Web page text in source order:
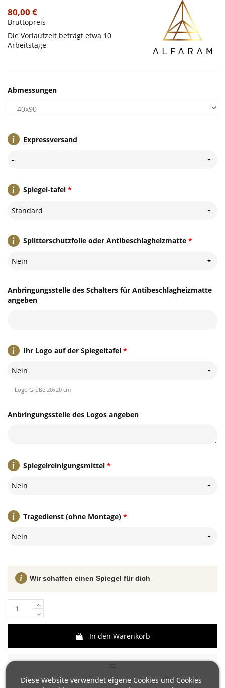
80,00 €
Bruttopreis
Die Vorlaufzeit beträgt etwa 10
Arbeitstage
Expressversand
-
*
Spiegel-tafel
Standard
*
Splitterschutzfolie oder Antibeschlagheizmatte
Nein
Anbringungsstelle des Schalters für Antibeschlagheizmatte
angeben
*
Ihr Logo auf der Spiegeltafel
Nein
Logo Größe 20x20 cm
Anbringungsstelle des Logos angeben
*
Spiegelreinigungsmittel
Nein
*
Tragedienst (ohne Montage)
Nein
Abmessungen
In den Warenkorb
Wir schaffen einen Spiegel für dich
Diese Website verwendet eigene Cookies und Cookies